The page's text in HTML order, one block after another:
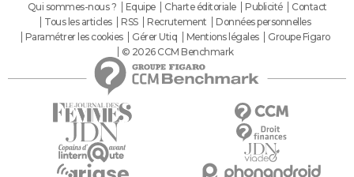
Qui sommes-nous ? Equipe Charte éditoriale Publicité
Contact
Tous les articles
RSS Recrutement
Données personnelles
Paramétrer les cookies
Gérer Utiq Mentions légales
Groupe Figaro
© 2026 CCM Benchmark